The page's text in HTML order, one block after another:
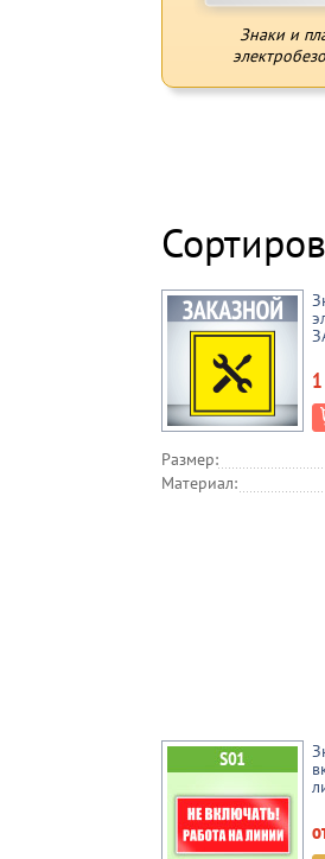
Знаки и
Размер:
Материал: